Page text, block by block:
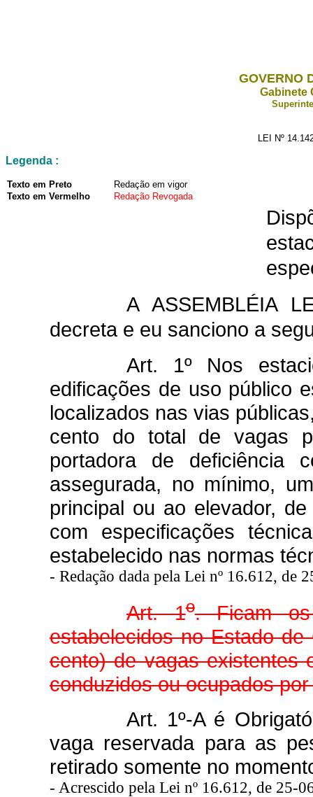
GOVERNO
Gabinete
LEI Nº
Legenda :
Texto em Preto
Redação em vigor
Texto em Vermelho
Redação Revogada
A ASSEMBLÉIA
decreta e eu sanciono a
Art. 1º Nos
edificações de uso público
localizados nas vias
cento do total de vagas
portadora de deficiência
assegurada, no mínimo,
principal ou ao elevador,
com especificações
estabelecido nas normas
- Redação dada pela Lei nº 16.612, de
Art. 1o. Ficam os
estabelecidos no Estado
cento) de vagas existentes
conduzidos ou ocupados
Art. 1º-A é
vaga reservada para as
retirado somente no
- Acrescido pela Lei nº 16.612, de 25-